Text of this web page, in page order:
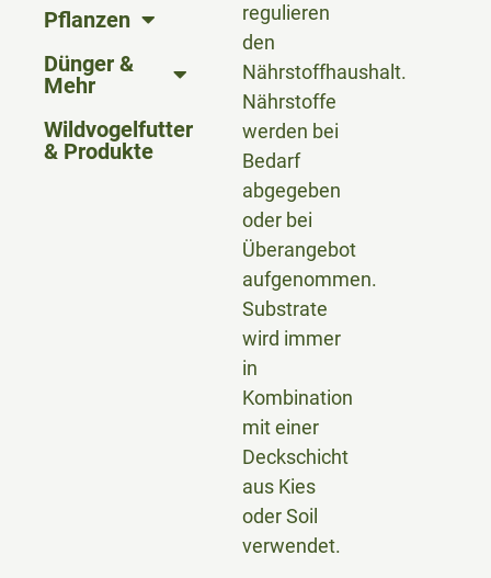
Pflanzen
Dünger &
Mehr
Wildvogelfutter
& Produkte
regulieren
den
Nährstoffhaushalt.
Nährstoffe
werden bei
Bedarf
abgegeben
oder bei
Überangebot
aufgenommen.
Substrate
wird immer
in
Kombination
mit einer
Deckschicht
aus Kies
oder Soil
verwendet.